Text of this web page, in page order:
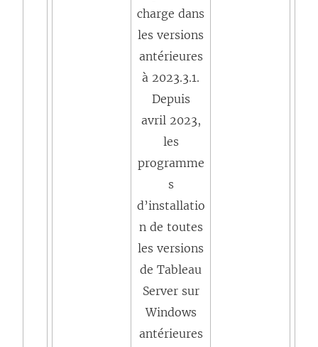
charge dans
les versions
antérieures
à 2023.3.1.
Depuis
avril 2023,
les
programme
s
d’installatio
n de toutes
les versions
de Tableau
Server sur
Windows
antérieures